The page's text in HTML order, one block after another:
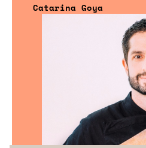
Catarina Goya